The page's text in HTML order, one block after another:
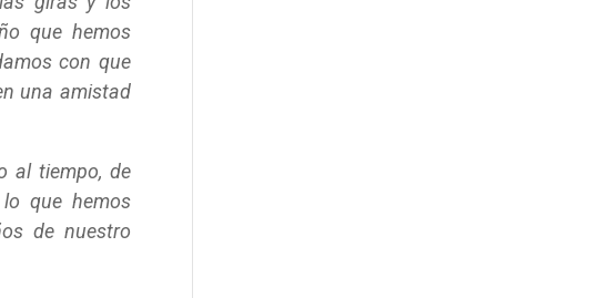
que hemos
con que
una amistad
al tiempo, de
que hemos
de nuestro